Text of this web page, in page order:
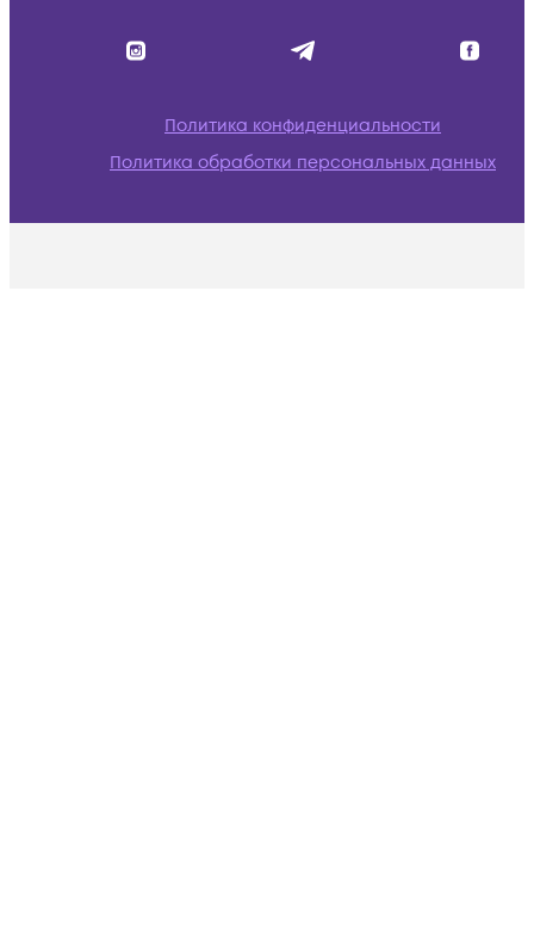
Политика конфиденциальности
Политика обработки персональных данных